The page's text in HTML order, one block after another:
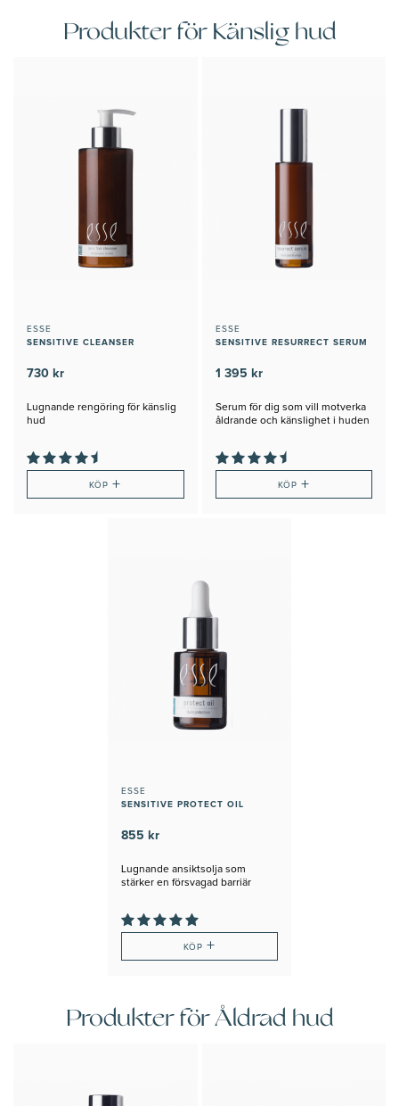
Produkter för Känslig hud
ESSE
SENSITIVE CLEANSER
730 kr
Lugnande rengöring för känslig
hud
KÖP+
ESSE
SENSITIVE RESURRECT SERUM
1 395 kr
Serum för dig som vill motverka
åldrande och känslighet i huden
KÖP +
ESSE
SENSITIVE PROTECT OIL
855 kr
Lugnande ansiktsolja som
stärker en försvagad barriär
KÖP +
Produkter för Åldrad hud